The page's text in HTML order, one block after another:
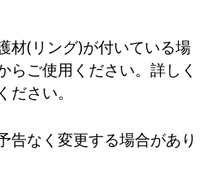
材(リング)が付いている場
らご使用ください。詳しく
ださい。
告なく変更する場合があり